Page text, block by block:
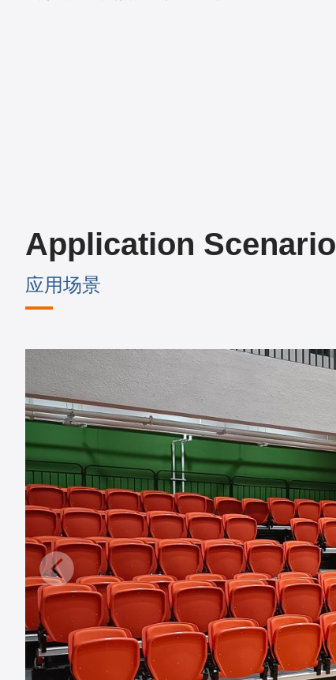
Application Scenario
应用场景